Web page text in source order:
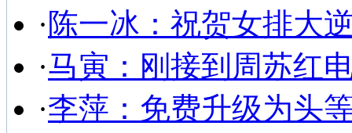
·陈一冰：祝贺女排大
·马寅：刚接到周苏红
·李萍：免费升级为头